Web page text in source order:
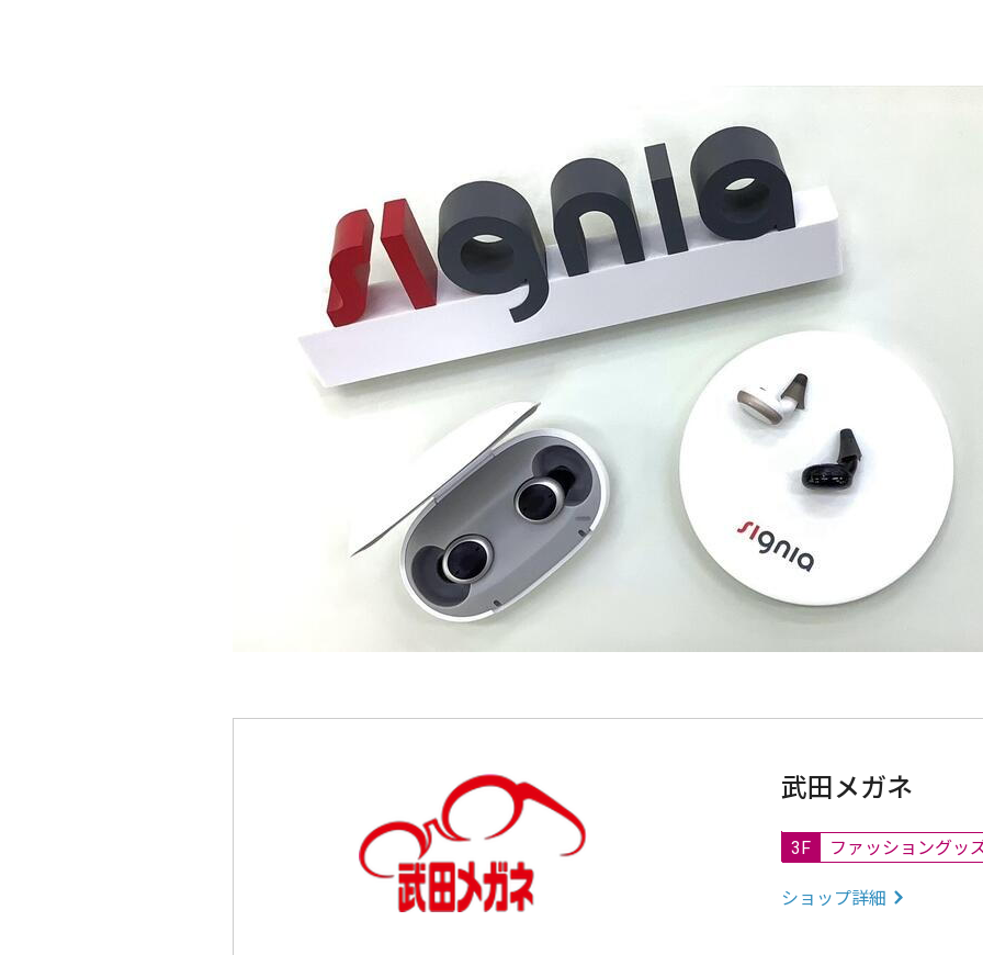
武田メガネ
3F ファッショングッ
ショップ詳細